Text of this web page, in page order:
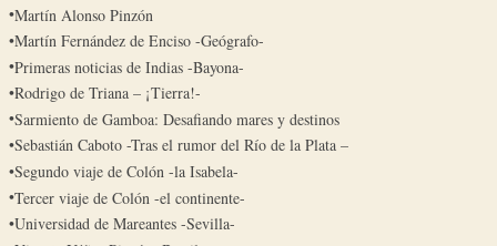
Martín Alonso Pinzón
Martín Fernández de Enciso -Geógrafo-
Primeras noticias de Indias -Bayona-
Rodrigo de Triana – ¡Tierra!-
Sarmiento de Gamboa: Desafiando mares y destinos
Sebastián Caboto -Tras el rumor del Río de la Plata –
Segundo viaje de Colón -la Isabela-
Tercer viaje de Colón -el continente-
Universidad de Mareantes -Sevilla-